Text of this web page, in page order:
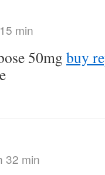
min
50mg buy
32 min